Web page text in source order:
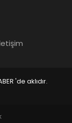
'de aklıdır.